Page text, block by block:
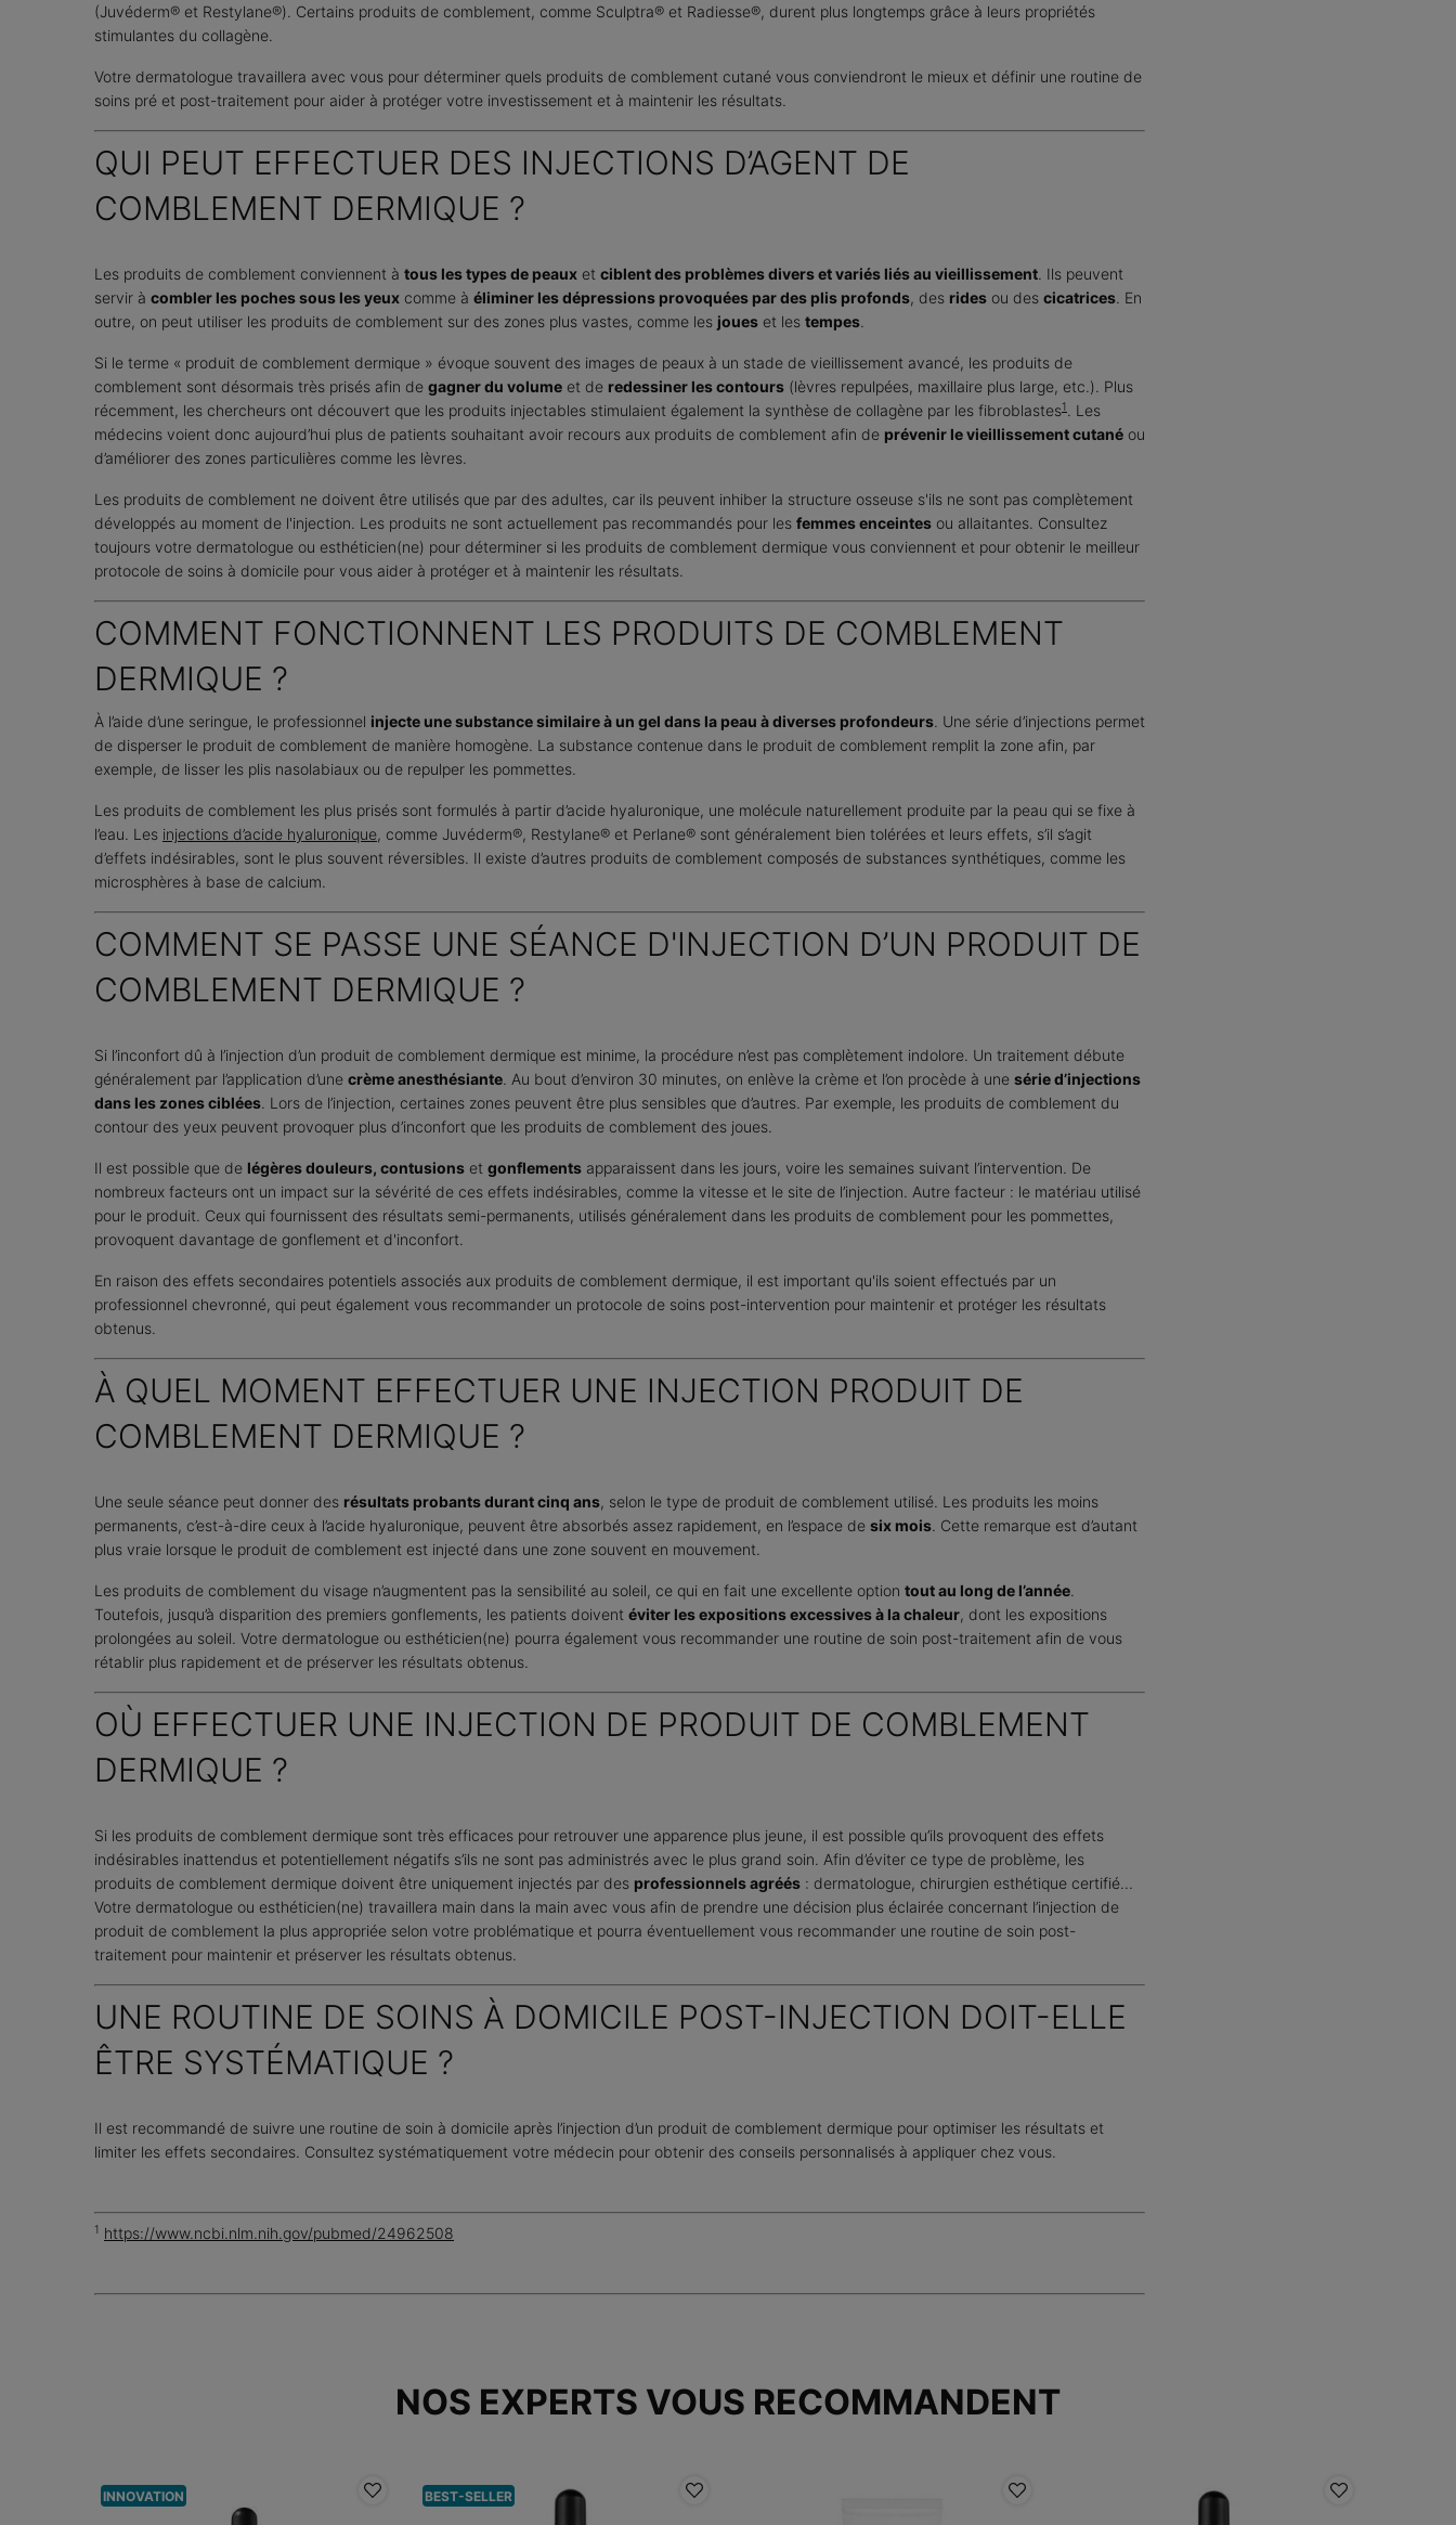
(Juvéderm® et Restylane®). Certains produits de comblement, comme Sculptra® et Radiesse®, durent plus longtemps grâce à leurs propriétés
stimulantes du collagène.
Votre dermatologue travaillera avec vous pour déterminer quels produits de comblement cutané vous conviendront le mieux et définir une routine de
soins pré et post-traitement pour aider à protéger votre investissement et à maintenir les résultats.
QUI PEUT EFFECTUER DES INJECTIONS D’AGENT DE
COMBLEMENT DERMIQUE ?
Les produits de comblement conviennent à tous les types de peaux et ciblent des problèmes divers et variés liés au vieillissement . Ils peuvent
servir à combler les poches sous les yeux comme à éliminer les dépressions provoquées par des plis profonds, des rides ou des cicatrices . En
outre, on peut utiliser les produits de comblement sur des zones plus vastes, comme les joues et les tempes
Si le terme « produit de comblement dermique » évoque souvent des images de peaux à un stade de vieillissement avancé, les produits de
comblement sont désormais très prisés afin de gagner du volume et de redessiner les contours (lèvres repulpées, maxillaire plus large, etc.). Plus
récemment, les chercheurs ont découvert que les produits injectables stimulaient également la synthèse de collagène par les fibroblastes1
. Les
médecins voient donc aujourd’hui plus de patients souhaitant avoir recours aux produits de comblement afin de prévenir le vieillissement cutané ou
d’améliorer des zones particulières comme les lèvres.
Les produits de comblement ne doivent être utilisés que par des adultes, car ils peuvent inhiber la structure osseuse s'ils ne sont pas complètement
développés au moment de l'injection. Les produits ne sont actuellement pas recommandés pour les femmes enceintes ou allaitantes. Consultez
toujours votre dermatologue ou esthéticien(ne) pour déterminer si les produits de comblement dermique vous conviennent et pour obtenir le meilleur
protocole de soins à domicile pour vous aider à protéger et à maintenir les résultats.
COMMENT FONCTIONNENT LES PRODUITS DE COMBLEMENT
DERMIQUE ?
À l’aide d’une seringue, le professionnel injecte une substance similaire à un gel dans la peau à diverses profondeurs . Une série d’injections permet
de disperser le produit de comblement de manière homogène. La substance contenue dans le produit de comblement remplit la zone afin, par
exemple, de lisser les plis nasolabiaux ou de repulper les pommettes.
Les produits de comblement les plus prisés sont formulés à partir d’acide hyaluronique, une molécule naturellement produite par la peau qui se fixe à
l’eau. Les injections d’acide hyaluronique, comme Juvéderm®, Restylane® et Perlane® sont généralement bien tolérées et leurs effets, s’il s’agit
d’effets indésirables, sont le plus souvent réversibles. Il existe d’autres produits de comblement composés de substances synthétiques, comme les
microsphères à base de calcium.
COMMENT SE PASSE UNE SÉANCE D'INJECTION D’UN PRODUIT DE
COMBLEMENT DERMIQUE ?
Si l’inconfort dû à l’injection d’un produit de comblement dermique est minime, la procédure n’est pas complètement indolore. Un traitement débute
généralement par l’application d’une crème anesthésiante . Au bout d’environ 30 minutes, on enlève la crème et l’on procède à une série d’injections
dans les zones ciblées . Lors de l’injection, certaines zones peuvent être plus sensibles que d’autres. Par exemple, les produits de comblement du
contour des yeux peuvent provoquer plus d’inconfort que les produits de comblement des joues.
Il est possible que de légères douleurs, contusions et gonflements apparaissent dans les jours, voire les semaines suivant l’intervention. De
nombreux facteurs ont un impact sur la sévérité de ces effets indésirables, comme la vitesse et le site de l’injection. Autre facteur : le matériau utilisé
pour le produit. Ceux qui fournissent des résultats semi-permanents, utilisés généralement dans les produits de comblement pour les pommettes,
provoquent davantage de gonflement et d'inconfort.
En raison des effets secondaires potentiels associés aux produits de comblement dermique, il est important qu'ils soient effectués par un
professionnel chevronné, qui peut également vous recommander un protocole de soins post-intervention pour maintenir et protéger les résultats
obtenus.
À QUEL MOMENT EFFECTUER UNE INJECTION PRODUIT DE
COMBLEMENT DERMIQUE ?
Une seule séance peut donner des résultats probants durant cinq ans, selon le type de produit de comblement utilisé. Les produits les moins
permanents, c’est-à-dire ceux à l’acide hyaluronique, peuvent être absorbés assez rapidement, en l’espace de six mois . Cette remarque est d’autant
plus vraie lorsque le produit de comblement est injecté dans une zone souvent en mouvement.
Les produits de comblement du visage n’augmentent pas la sensibilité au soleil, ce qui en fait une excellente option tout au long de l’année
Toutefois, jusqu’à disparition des premiers gonflements, les patients doivent éviter les expositions excessives à la chaleur, dont les expositions
prolongées au soleil. Votre dermatologue ou esthéticien(ne) pourra également vous recommander une routine de soin post-traitement afin de vous
rétablir plus rapidement et de préserver les résultats obtenus.
OÙ EFFECTUER UNE INJECTION DE PRODUIT DE COMBLEMENT
DERMIQUE ?
Si les produits de comblement dermique sont très efficaces pour retrouver une apparence plus jeune, il est possible qu’ils provoquent des effets
indésirables inattendus et potentiellement négatifs s’ils ne sont pas administrés avec le plus grand soin. Afin d’éviter ce type de problème, les
produits de comblement dermique doivent être uniquement injectés par des professionnels agréés : dermatologue, chirurgien esthétique certifié...
Votre dermatologue ou esthéticien(ne) travaillera main dans la main avec vous afin de prendre une décision plus éclairée concernant l’injection de
produit de comblement la plus appropriée selon votre problématique et pourra éventuellement vous recommander une routine de soin post-
traitement pour maintenir et préserver les résultats obtenus.
UNE ROUTINE DE SOINS À DOMICILE POST-INJECTION DOIT-ELLE
ÊTRE SYSTÉMATIQUE ?
Il est recommandé de suivre une routine de soin à domicile après l’injection d’un produit de comblement dermique pour optimiser les résultats et
limiter les effets secondaires. Consultez systématiquement votre médecin pour obtenir des conseils personnalisés à appliquer chez vous.
1 https://www.ncbi.nlm.nih.gov/pubmed/24962508
NOS EXPERTS VOUS RECOMMANDENT
INNOVATION BEST-SELLER